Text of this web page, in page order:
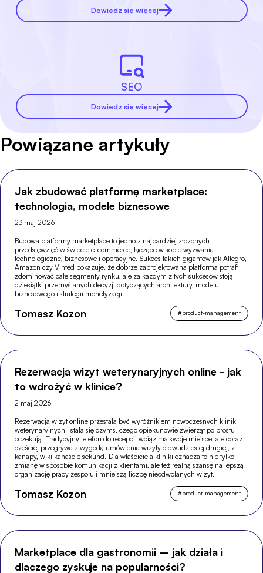
Dowiedz się więcej
SEO
Dowiedz się więcej
Powiązane artykuły
Jak zbudować platformę marketplace:
technologia, modele biznesowe
23 maj 2026
Budowa platformy marketplace to jedno z najbardziej złożonych
przedsięwzięć w świecie e-commerce, łączące w sobie wyzwania
technologiczne, biznesowe i operacyjne. Sukces takich gigantów jak Allegro,
Amazon czy Vinted pokazuje, że dobrze zaprojektowana platforma potrafi
zdominować całe segmenty rynku, ale za każdym z tych sukcesów stoją
dziesiątki przemyślanych decyzji dotyczących architektury, modelu
biznesowego i strategii monetyzacji.
Tomasz Kozon #product-management
Rezerwacja wizyt weterynaryjnych online - jak
to wdrożyć w klinice?
2 maj 2026
Rezerwacja wizyt online przestała być wyróżnikiem nowoczesnych klinik
weterynaryjnych i stała się czymś, czego opiekunowie zwierząt po prostu
oczekują. Tradycyjny telefon do recepcji wciąż ma swoje miejsce, ale coraz
częściej przegrywa z wygodą umówienia wizyty o dwudziestej drugiej, z
kanapy, w kilkanaście sekund. Dla właściciela kliniki oznacza to nie tylko
zmianę w sposobie komunikacji z klientami, ale też realną szansę na lepszą
organizację pracy zespołu i mniejszą liczbę nieodwołanych wizyt.
Tomasz Kozon #product-management
Marketplace dla gastronomii – jak działa i
dlaczego zyskuje na popularności?